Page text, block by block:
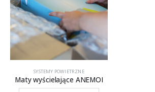
SYSTEMY POWIETRZNE
Maty wyścielające ANEMOI